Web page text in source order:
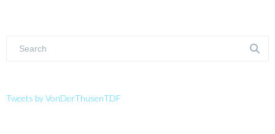
Tweets by VonDerThusenTDF